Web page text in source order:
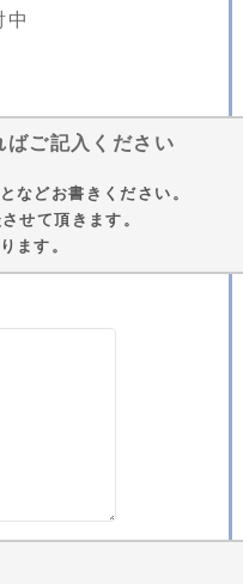
中
ばご記入ください
などお書きください。
せて頂きます。
ます。